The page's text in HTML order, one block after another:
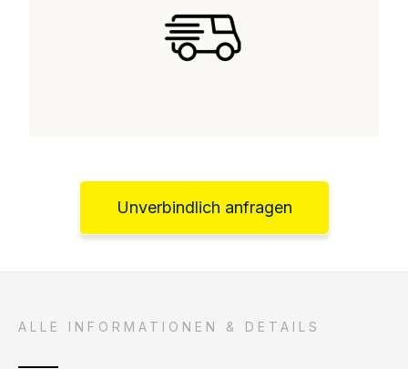
Unverbindlich anfragen
ALLE INFORMATIONEN & DETAILS